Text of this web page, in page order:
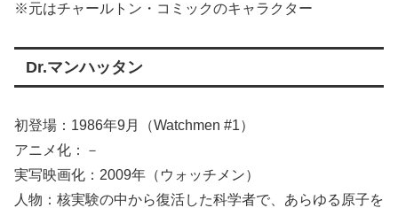
※元はチャールトン・コミックのキャラクター
Dr.マンハッタン
初登場：1986年9月（Watchmen #1）
アニメ化：－
実写映画化：2009年（ウォッチメン）
人物：核実験の中から復活した科学者で、あらゆる原子を